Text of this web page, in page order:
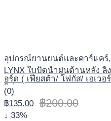
อุปกรณ์ยานยนต์และคาร์แคร์,
LYNX ใบปัดน้ำฝนด้านหลัง ลิ้
อร์ด ( เฟียสต้า/ โฟกัส/ เอเว
วิน่า
(0)
฿200.00
฿135.00
↓ 33%